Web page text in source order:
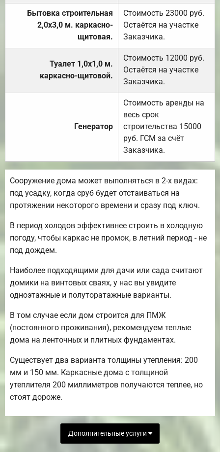
Бытовка строительная
2,0х3,0 м. каркасно-
щитовая.
Стоимость 23000 руб.
Остаётся на участке
Заказчика.
Туалет 1,0х1,0 м.
каркасно-щитовой.
Стоимость 12000 руб.
Остаётся на участке
Заказчика.
Генератор
Стоимость аренды на
весь срок
строительства 15000
руб. ГСМ за счёт
Заказчика.
Сооружение дома может выполняться в 2-х видах:
под усадку, когда сруб будет отстаиваться на
протяжении некоторого времени и сразу под ключ.
В период холодов эффективнее строить в холодную
погоду, чтобы каркас не промок, в летний период - не
под дождем.
Наиболее подходящими для дачи или сада считают
домики на винтовых сваях, у нас вы увидите
одноэтажные и полуторатажные варианты.
В том случае если дом строится для ПМЖ
(постоянного проживания), рекомендуем теплые
дома на ленточных и плитных фундаментах.
Существует два варианта толщины утепления: 200
мм и 150 мм. Каркасные дома с толщиной
утеплителя 200 миллиметров получаются теплее, но
стоят дороже.
Дополнительные услуги